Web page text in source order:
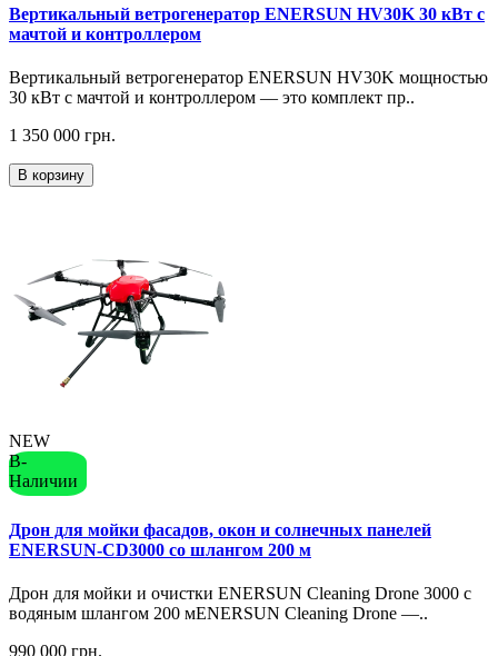
Вертикальный ветрогенератор ENERSUN HV30K 30 кВт с
мачтой и контроллером
Вертикальный ветрогенератор ENERSUN HV30K мощностью
30 кВт с мачтой и контроллером — это комплект пр..
1 350 000 грн.
В корзину
NEW
В-
Наличии
Дрон для мойки фасадов, окон и солнечных панелей
ENERSUN-CD3000 со шлангом 200 м
Дрон для мойки и очистки ENERSUN Cleaning Drone 3000 с
водяным шлангом 200 мENERSUN Cleaning Drone —..
990 000 грн.